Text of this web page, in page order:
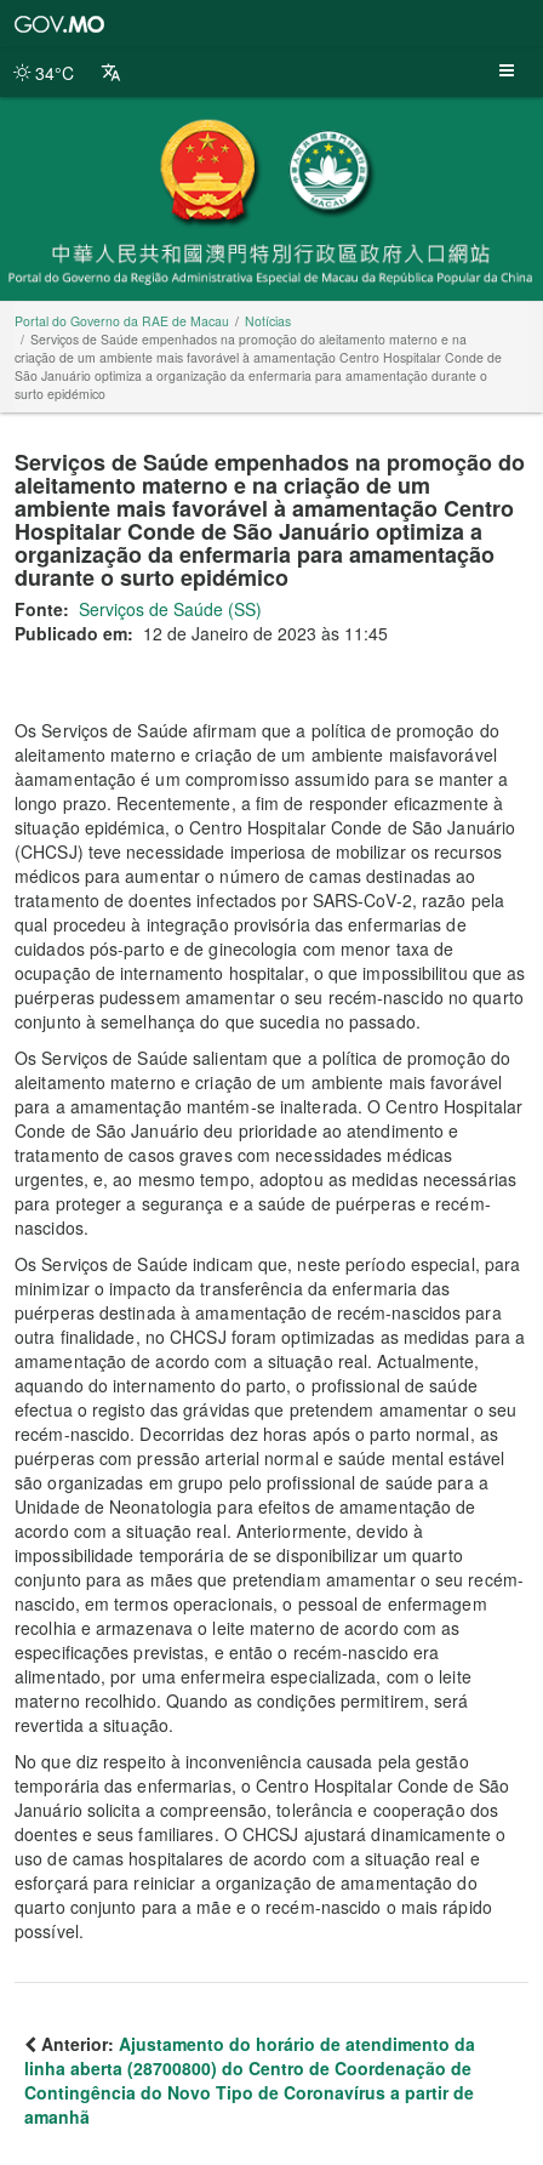
da
34°C
Portal do Governo da RAE de Macau
Notícias
Serviços de Saúde empenhados na promoção do aleitamento materno e na
criação de um ambiente mais favorável à amamentação Centro Hospitalar Conde de
São Januário optimiza a organização da enfermaria para amamentação durante o
surto epidémico
Serviços de Saúde empenhados na promoção do
aleitamento materno e na criação de um
ambiente mais favorável à amamentação Centro
Hospitalar Conde de São Januário optimiza a
organização da enfermaria para amamentação
durante o surto epidémico
Fonte: Serviços de Saúde (SS)
Publicado em: 12 de Janeiro de 2023 às 11:45
Os Serviços de Saúde afirmam que a política de promoção do
aleitamento materno e criação de um ambiente maisfavorável
àamamentação é um compromisso assumido para se manter a
longo prazo. Recentemente, a fim de responder eficazmente à
situação epidémica, o Centro Hospitalar Conde de São Januário
(CHCSJ) teve necessidade imperiosa de mobilizar os recursos
médicos para aumentar o número de camas destinadas ao
tratamento de doentes infectados por SARS-CoV-2, razão pela
qual procedeu à integração provisória das enfermarias de
cuidados pós-parto e de ginecologia com menor taxa de
ocupação de internamento hospitalar, o que impossibilitou que as
puérperas pudessem amamentar o seu recém-nascido no quarto
conjunto à semelhança do que sucedia no passado.
Os Serviços de Saúde salientam que a política de promoção do
aleitamento materno e criação de um ambiente mais favorável
para a amamentação mantém-se inalterada. O Centro Hospitalar
Conde de São Januário deu prioridade ao atendimento e
tratamento de casos graves com necessidades médicas
urgentes, e, ao mesmo tempo, adoptou as medidas necessárias
para proteger a segurança e a saúde de puérperas e recém-
nascidos.
Os Serviços de Saúde indicam que, neste período especial, para
minimizar o impacto da transferência da enfermaria das
puérperas destinada à amamentação de recém-nascidos para
outra finalidade, no CHCSJ foram optimizadas as medidas para a
amamentação de acordo com a situação real. Actualmente,
aquando do internamento do parto, o profissional de saúde
efectua o registo das grávidas que pretendem amamentar o seu
recém-nascido. Decorridas dez horas após o parto normal, as
puérperas com pressão arterial normal e saúde mental estável
são organizadas em grupo pelo profissional de saúde para a
Unidade de Neonatologia para efeitos de amamentação de
acordo com a situação real. Anteriormente, devido à
impossibilidade temporária de se disponibilizar um quarto
conjunto para as mães que pretendiam amamentar o seu recém-
nascido, em termos operacionais, o pessoal de enfermagem
recolhia e armazenava o leite materno de acordo com as
especificações previstas, e então o recém-nascido era
alimentado, por uma enfermeira especializada, com o leite
materno recolhido. Quando as condições permitirem, será
revertida a situação.
No que diz respeito à inconveniência causada pela gestão
temporária das enfermarias, o Centro Hospitalar Conde de São
Januário solicita a compreensão, tolerância e cooperação dos
doentes e seus familiares. O CHCSJ ajustará dinamicamente o
uso de camas hospitalares de acordo com a situação real e
esforçará para reiniciar a organização de amamentação do
quarto conjunto para a mãe e o recém-nascido o mais rápido
possível.
Anterior: Ajustamento do horário de atendimento da
linha aberta (28700800) do Centro de Coordenação de
Contingência do Novo Tipo de Coronavírus a partir de
amanhã